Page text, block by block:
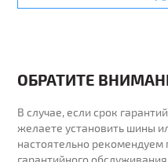
ОБРАТИТЕ
В случае, если срок
желаете установить шины
настоятельно рекомендуем
гарантийного